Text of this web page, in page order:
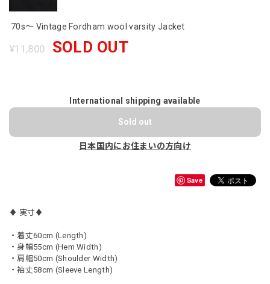
70s〜 Vintage Fordham wool varsity Jacket
¥11,800 SOLD OUT
International shipping available
Sold out
日本国内にお住まいの方向け
Save
♦︎ 実寸♦︎
・着丈60cm (Length)
・身幅55cm (Hem Width)
・肩幅50cm (Shoulder Width)
・袖丈58cm (Sleeve Length)